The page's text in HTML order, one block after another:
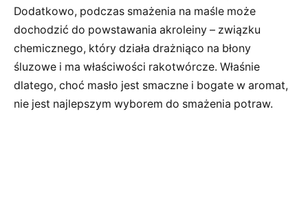
Dodatkowo, podczas smażenia na maśle może
dochodzić do powstawania akroleiny – związku
chemicznego, który działa drażniąco na błony
śluzowe i ma właściwości rakotwórcze. Właśnie
dlatego, choć masło jest smaczne i bogate w aromat,
nie jest najlepszym wyborem do smażenia potraw.